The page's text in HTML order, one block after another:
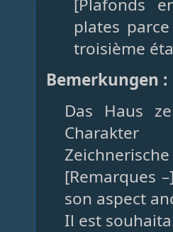
[Plafonds
plates
troisième
Bemerkungen :
Das Haus
Charakter
[Remarques
son aspect
Il est